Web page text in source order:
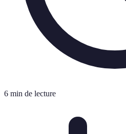
6 min de lecture